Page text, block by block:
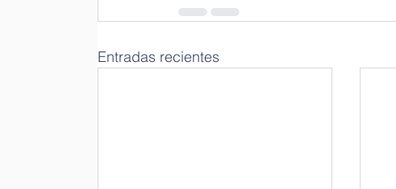
Entradas recientes